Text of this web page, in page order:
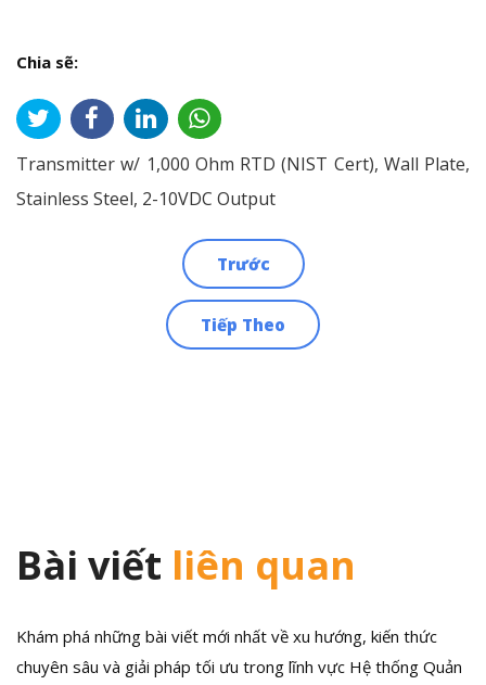
Chia sẽ:
Transmitter w/ 1,000 Ohm RTD (NIST Cert), Wall Plate,
Stainless Steel, 2-10VDC Output
Trước
Tiếp Theo
Bài viết liên quan
Khám phá những bài viết mới nhất về xu hướng, kiến thức
chuyên sâu và giải pháp tối ưu trong lĩnh vực Hệ thống Quản